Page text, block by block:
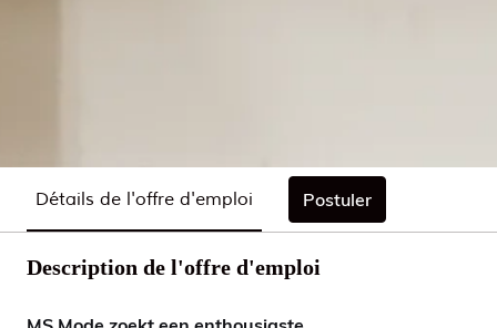
Détails de l'offre d'emploi Postuler
Description de l'offre d'emploi